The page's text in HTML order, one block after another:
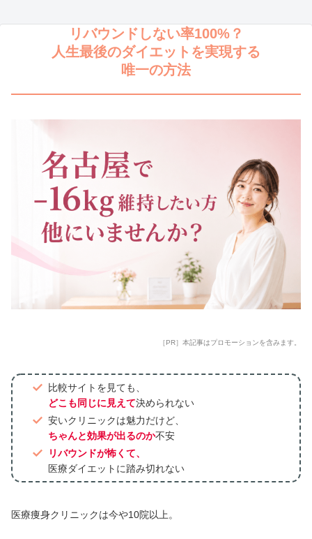
リバウンドしない率100%？
人生最後のダイエットを実現する
唯一の方法
［PR］本記事はプロモーションを含みます。
比較サイトを見ても、
どこも同じに見えて決められない
安いクリニックは魅力だけど、
ちゃんと効果が出るのか不安
リバウンドが怖くて、
医療ダイエットに踏み切れない
医療痩身クリニックは今や10院以上。